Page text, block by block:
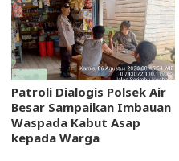
Patroli Dialogis Polsek Air
Besar Sampaikan Imbauan
Waspada Kabut Asap
kepada Warga